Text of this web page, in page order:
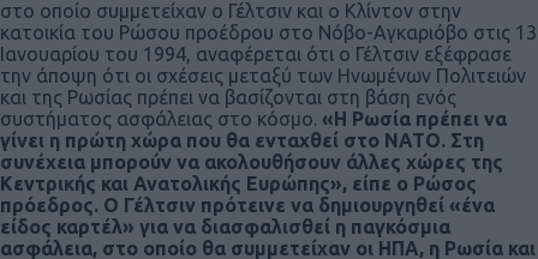
στο οποίο συμμετείχαν ο Γέλτσιν και ο Κλίντον στην
κατοικία του Ρώσου προέδρου στο Νόβο-Αγκαριόβο στις 13
Ιανουαρίου του 1994, αναφέρεται ότι ο Γέλτσιν εξέφρασε
την άποψη ότι οι σχέσεις μεταξύ των Ηνωμένων Πολιτειών
και της Ρωσίας πρέπει να βασίζονται στη βάση ενός
συστήματος ασφάλειας στο κόσμο. «Η Ρωσία πρέπει να
γίνει η πρώτη χώρα που θα ενταχθεί στο ΝΑΤΟ. Στη
συνέχεια μπορούν να ακολουθήσουν άλλες χώρες της
Κεντρικής και Ανατολικής Ευρώπης», είπε ο Ρώσος
πρόεδρος. Ο Γέλτσιν πρότεινε να δημιουργηθεί «ένα
είδος καρτέλ» για να διασφαλισθεί η παγκόσμια
ασφάλεια, στο οποίο θα συμμετείχαν οι ΗΠΑ, η Ρωσία και